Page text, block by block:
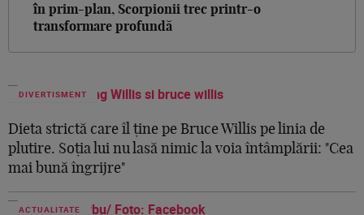
în prim-plan, Scorpionii trec printr-o
transformare profundă
DIVERTISMENT
Dieta strictă care îl ține pe Bruce Willis pe linia de
plutire. Soția lui nu lasă nimic la voia întâmplării: "Cea
mai bună îngrijre"
ACTUALITATE